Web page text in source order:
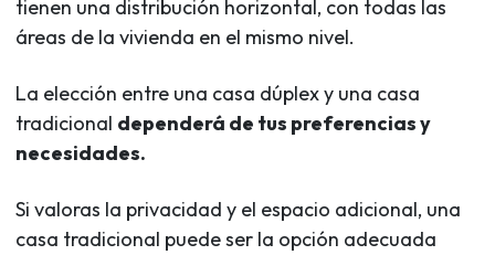
tienen una distribución horizontal, con todas las
áreas de la vivienda en el mismo nivel.
La elección entre una casa dúplex y una casa
tradicional dependerá de tus preferencias y
necesidades.
Si valoras la privacidad y el espacio adicional, una
casa tradicional puede ser la opción adecuada